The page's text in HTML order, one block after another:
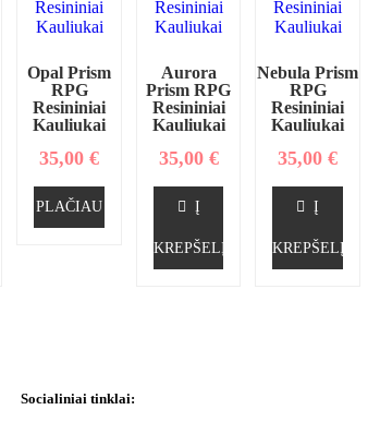
Opal Prism
RPG
Resininiai
Kauliukai
35,00€
PLAČIAU
Aurora
Prism RPG
Resininiai
Kauliukai
35,00 €
Į
KREPŠELĮ
Nebula Prism
RPG
Resininiai
Kauliukai
35,00€
Į
KREPŠELĮ
Socialiniai tinklai: